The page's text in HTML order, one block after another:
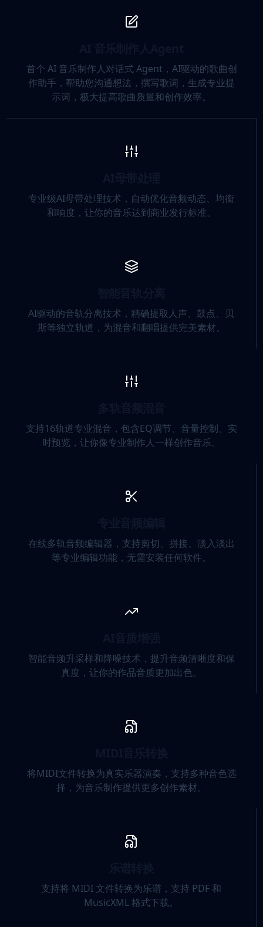
首个 AI 音乐制作人对话式 Agent，AI驱动的歌曲创
作助手，帮助您沟通想法，撰写歌词，生成专业提
示词，极大提高歌曲质量和创作效率。
专业级AI母带处理技术，自动优化音频动态、均衡
和响度，让你的音乐达到商业发行标准。
AI驱动的音轨分离技术，精确提取人声、鼓点、贝
斯等独立轨道，为混音和翻唱提供完美素材。
支持16轨道专业混音，包含EQ调节、音量控制、实
时预览，让你像专业制作人一样创作音乐。
在线多轨音频编辑器，支持剪切、拼接、淡入淡出
等专业编辑功能，无需安装任何软件。
智能音频升采样和降噪技术，提升音频清晰度和保
真度，让你的作品音质更加出色。
将MIDI文件转换为真实乐器演奏，支持多种音色选
择，为音乐制作提供更多创作素材。
支持将 MIDI 文件转换为乐谱，支持 PDF 和
MusicXML 格式下载。